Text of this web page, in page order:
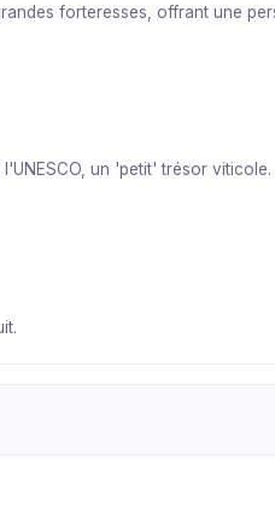
forteresses, offrant une
un 'petit' trésor